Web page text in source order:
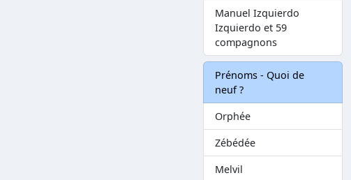
Manuel Izquierdo
Izquierdo et 59
compagnons
Prénoms - Quoi de
neuf ?
Orphée
Zébédée
Melvil